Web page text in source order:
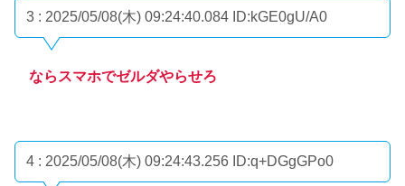
3 : 2025/05/08(木) 09:24:40.084 ID:kGE0gU/A0
ならスマホでゼルダやらせろ
4 : 2025/05/08(木) 09:24:43.256 ID:q+DGgGPo0